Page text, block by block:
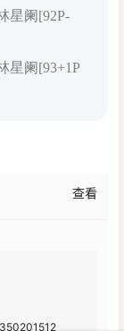
星阑[92P-
星阑[93+1P
查看